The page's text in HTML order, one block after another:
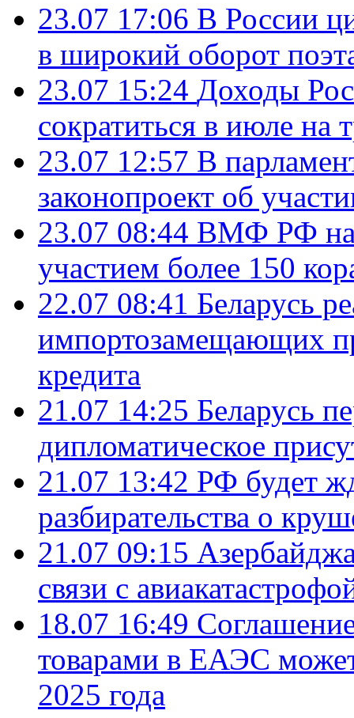
23.07 17:06 В России
в широкий оборот
23.07 15:24 Доходы
сократиться в июле на
23.07 12:57 В
законопроект об
23.07 08:44 ВМФ РФ
участием более 150
22.07 08:41 Беларусь
импортозамещающих
кредита
21.07 14:25 Беларусь
дипломатическое
21.07 13:42 РФ будет
разбирательства о
21.07 09:15
связи с
18.07 16:49
товарами в ЕАЭС
2025 года